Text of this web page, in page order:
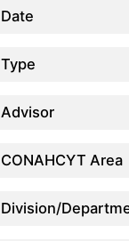
Date
Type
Advisor
CONAHCYT Area
Division/